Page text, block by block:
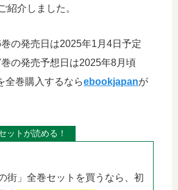
紹介しました。
巻の発売日は2025年1月4日予定
巻の発売予想日は2025年8月頃
全巻購入するならebookjapanが
ットが読める！
街」全巻セットを買うなら、初